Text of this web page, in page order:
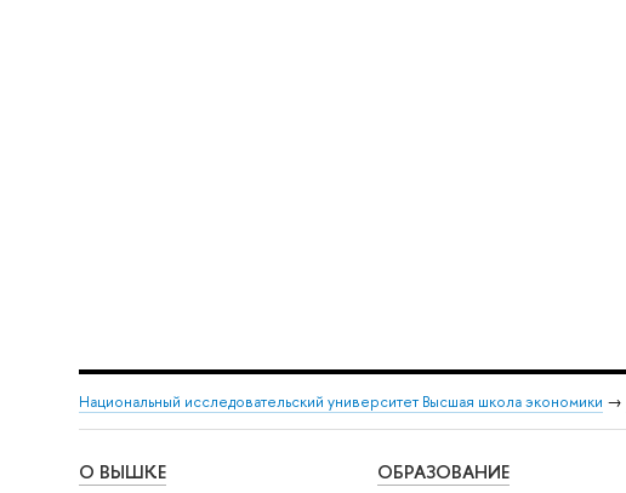
Национальный исследовательский университет Высшая школа экономики →
О ВЫШКЕ ОБРАЗОВАНИЕ